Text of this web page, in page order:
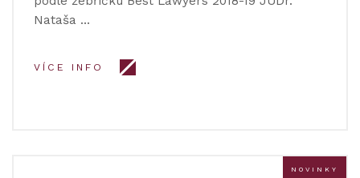
Nataša …
VÍCE INFO
NOVINKY